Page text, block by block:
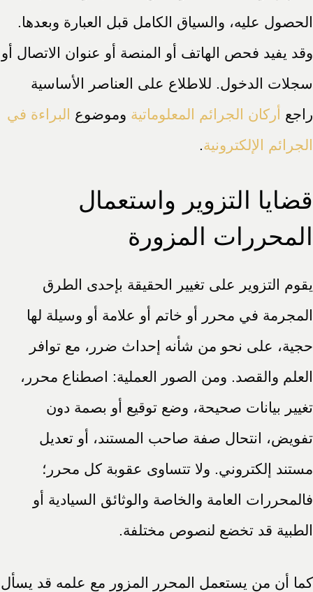
الحصول عليه، والسياق الكامل قبل العبارة وبعدها.
وقد يفيد فحص الهاتف أو المنصة أو عنوان الاتصال أو
سجلات الدخول. للاطلاع على العناصر الأساسية
راجع
أركان الجرائم المعلوماتية وموضوع
البراءة في
الجرائم الإلكترونية.
قضايا التزوير واستعمال
المحررات المزورة
يقوم التزوير على تغيير الحقيقة بإحدى الطرق
المجرمة في محرر أو خاتم أو علامة أو وسيلة لها
حجية، على نحو من شأنه إحداث ضرر، مع توافر
العلم والقصد. ومن الصور العملية: اصطناع محرر،
تغيير بيانات صحيحة، وضع توقيع أو بصمة دون
تفويض، انتحال صفة صاحب المستند، أو تعديل
مستند إلكتروني. ولا تتساوى عقوبة كل محرر؛
فالمحررات العامة والخاصة والوثائق السيادية أو
الطبية قد تخضع لنصوص مختلفة.
كما أن من يستعمل المحرر المزور مع علمه قد يسأل